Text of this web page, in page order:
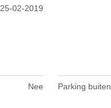
25-02-2019
Nee Parking buiten